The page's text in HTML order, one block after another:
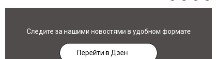
Следите за нашими новостями в удобном формате
Перейти в Дзен